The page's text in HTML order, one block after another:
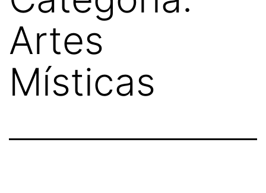
Artes
Místicas